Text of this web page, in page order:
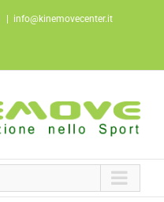
info@kinemovecenter.it